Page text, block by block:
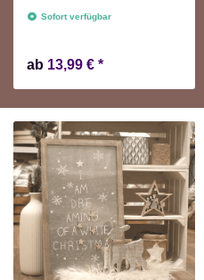
Wanddekoration
Sofort verfügbar
ab 13,99 € *